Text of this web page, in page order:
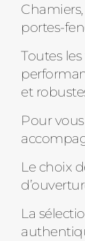
portes-
Toutes
et
Pour
Le choix
La